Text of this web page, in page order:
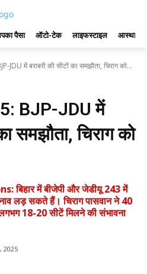
पैसा ऑटो-टेक लाइफस्टाइल आस्था
JDU में बराबरी की सीटों का समझौता, चिराग को...
BJP-JDU में
समझौता, चिराग को
में बीजेपी और जेडीयू 243 में
लड़ सकते हैं। चिराग पासवान ने 40
18-20 सीटें मिलने की संभावना
2025